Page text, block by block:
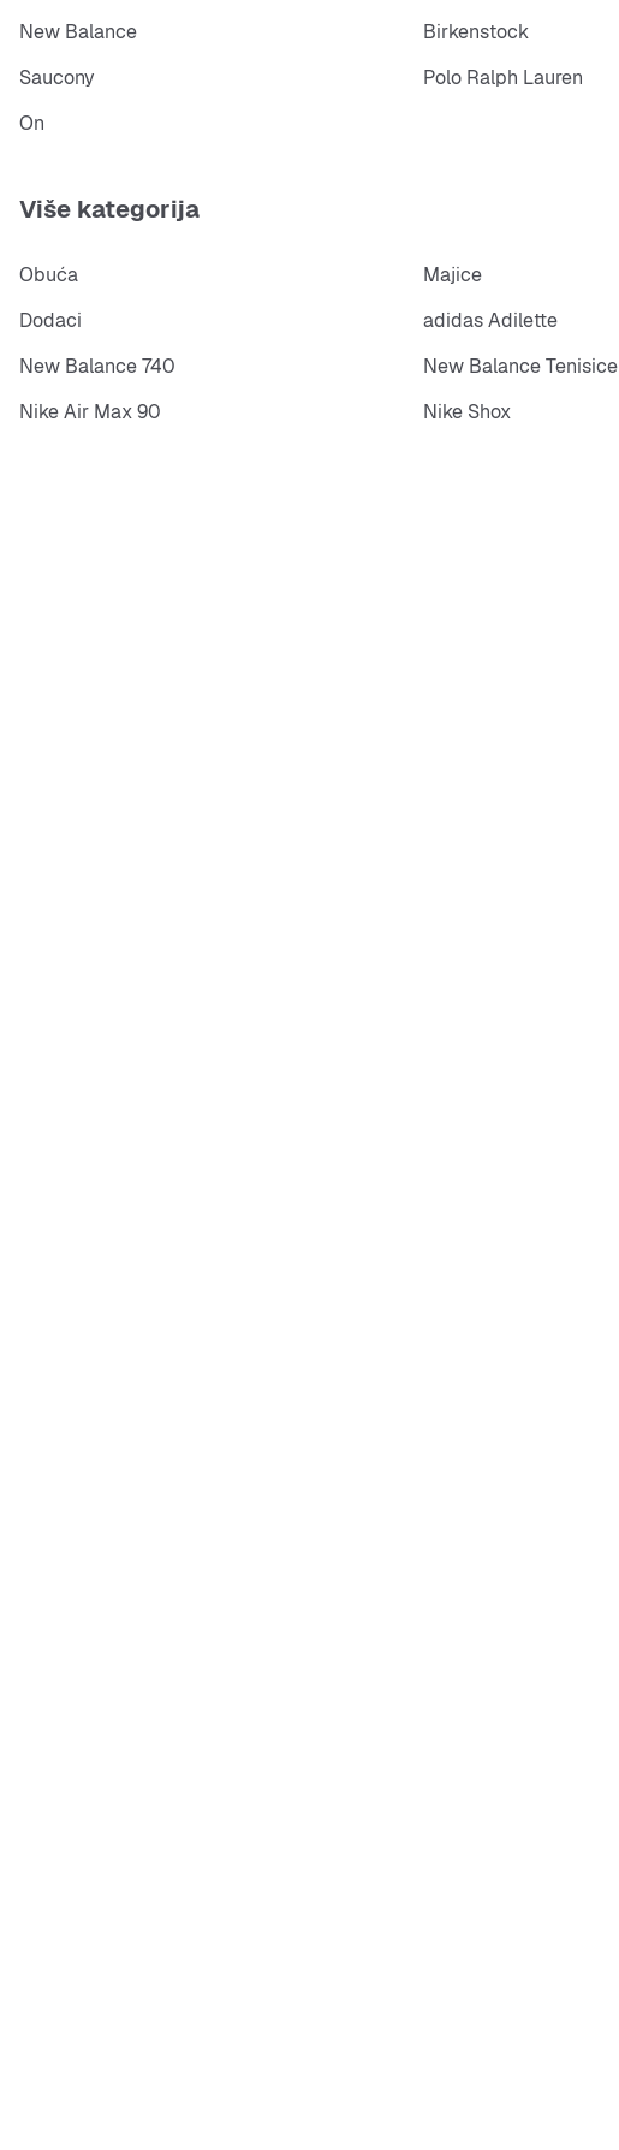
New Balance
Birkenstock
Saucony
Polo Ralph Lauren
On
Više kategorija
Obuća Majice
Dodaci
adidas Adilette
New Balance 740
New Balance Tenisice
Nike Air Max 90
Nike Shox